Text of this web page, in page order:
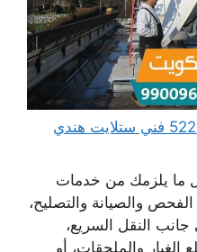
فني ستلايت المطلاع 52227330 فني ستلايت هندي
ما يلزمك من خدمات
والصيانة والتصليح،
النقل السريع،
والملحقات، أو